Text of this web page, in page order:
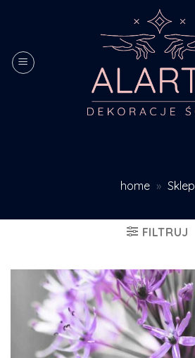
home » Sklep
FILTRUJ